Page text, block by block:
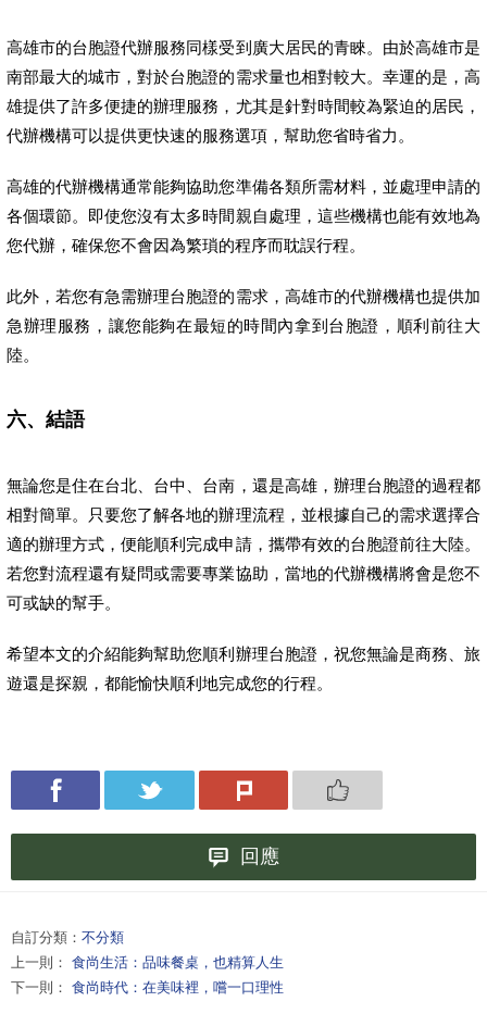
高雄市的台胞證代辦服務同樣受到廣大居民的青睞。由於高雄市是
南部最大的城市，對於台胞證的需求量也相對較大。幸運的是，高
雄提供了許多便捷的辦理服務，尤其是針對時間較為緊迫的居民，
代辦機構可以提供更快速的服務選項，幫助您省時省力。
高雄的代辦機構通常能夠協助您準備各類所需材料，並處理申請的
各個環節。即使您沒有太多時間親自處理，這些機構也能有效地為
您代辦，確保您不會因為繁瑣的程序而耽誤行程。
此外，若您有急需辦理台胞證的需求，高雄市的代辦機構也提供加
急辦理服務，讓您能夠在最短的時間內拿到台胞證，順利前往大
陸。
六、結語
無論您是住在台北、台中、台南，還是高雄，辦理台胞證的過程都
相對簡單。只要您了解各地的辦理流程，並根據自己的需求選擇合
適的辦理方式，便能順利完成申請，攜帶有效的台胞證前往大陸。
若您對流程還有疑問或需要專業協助，當地的代辦機構將會是您不
可或缺的幫手。
希望本文的介紹能夠幫助您順利辦理台胞證，祝您無論是商務、旅
遊還是探親，都能愉快順利地完成您的行程。
回應
自訂分類： 不分類
上一則： 食尚生活：品味餐桌，也精算人生
下一則： 食尚時代：在美味裡，嚐一口理性